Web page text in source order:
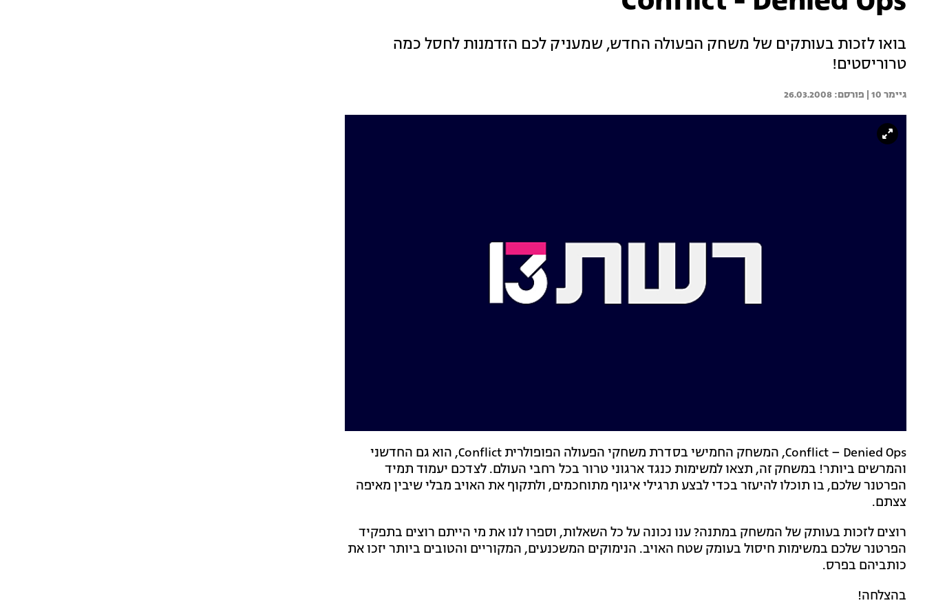
בואו לזכות בעותקים של משחק הפעולה החדש, שמעניק לכם הזדמנות לחסל כמה
טרוריסטים!
גיימר 10 | 26.03.2008
Conflict – Denied Ops, המשחק החמישי בסדרת משחקי הפעולה הפופולרית Conflict, הוא גם החדשני
והמרשים ביותר! במשחק זה, תצאו למשימות כנגד ארגוני טרור בכל רחבי העולם. לצדכם יעמוד תמיד
הפרטנר שלכם, בו תוכלו להיעזר בכדי לבצע תרגילי איגוף מתוחכמים, ולתקוף את האויב מבלי שיבין מאיפה
צצתם.
רוצים לזכות בעותק של המשחק במתנה? ענו נכונה על כל השאלות, וספרו לנו את מי הייתם רוצים בתפקיד
הפרטנר שלכם במשימות חיסול בעומק שטח האויב. הנימוקים המשכנעים, המקוריים והטובים ביותר יזכו את
כותביהם בפרס.
בהצלחה!